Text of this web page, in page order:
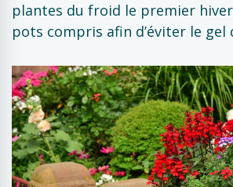
plantes du froid le premier
pots compris afin d’éviter le gel